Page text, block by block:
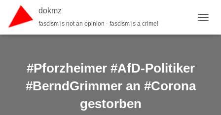
dokmz
fascism is not an opinion - fascism is a crime!
#Pforzheimer #AfD-Politiker
#BerndGrimmer an #Corona
gestorben